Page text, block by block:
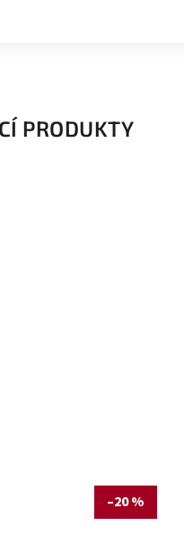
PRODUKTY
–20 %